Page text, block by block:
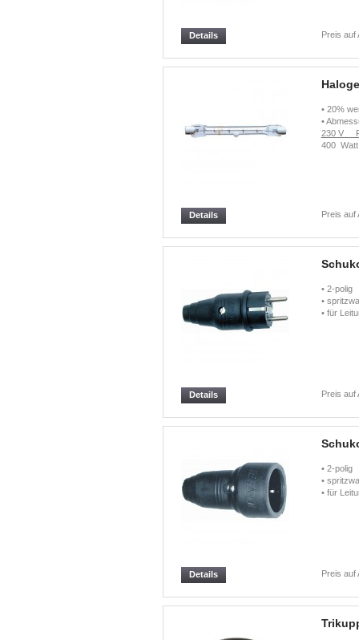
Preis auf
Details
• 20%
•
230 V
400 Watt
Preis auf
Details
• 2-
•
• für
Preis auf
Details
• 2-
•
• für
Preis auf
Details